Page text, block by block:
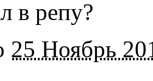
в репу?
25 Ноябрь